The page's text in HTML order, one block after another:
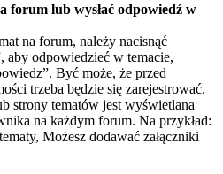
forum lub wysłać odpowiedź w
na forum, należy nacisnąć
aby odpowiedzieć w temacie,
Być może, że przed
trzeba będzie się zarejestrować.
strony tematów jest wyświetlana
na każdym forum. Na przykład:
Możesz dodawać załączniki